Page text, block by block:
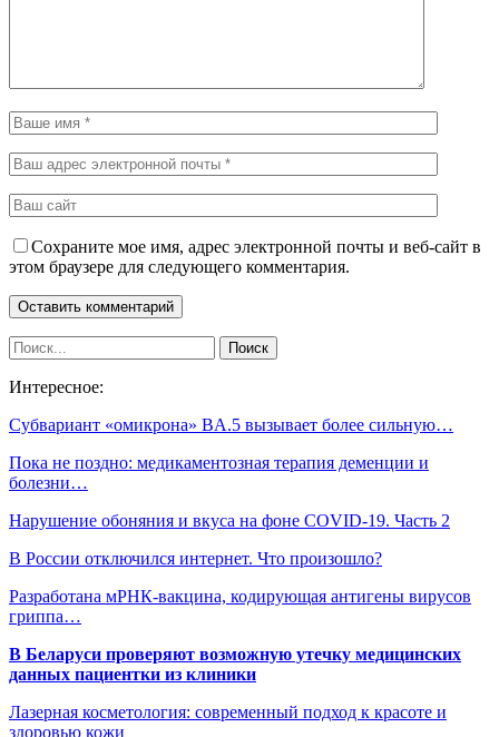
Сохраните мое имя, адрес электронной почты и веб-сайт в
этом браузере для следующего комментария.
Интересное:
Cубвариант «омикрона» BA.5 вызывает более сильную…
Пока не поздно: медикаментозная терапия деменции и
болезни…
Нарушение обоняния и вкуса на фоне COVID-19. Часть 2
В России отключился интернет. Что произошло?
Разработана мРНК-вакцина, кодирующая антигены вирусов
гриппа…
В Беларуси проверяют возможную утечку медицинских
данных пациентки из клиники
Лазерная косметология: современный подход к красоте и
здоровью кожи